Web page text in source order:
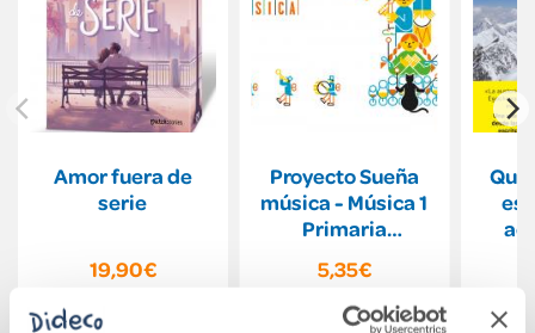
Amor fuera de
serie
19,90€
Comprar
Proyecto Sueña
música - Música 1
Primaria
5,35€
Comprar